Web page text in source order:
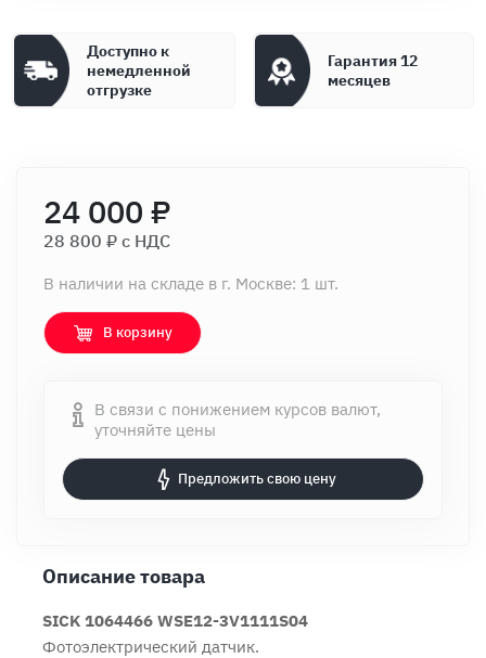
Доступно к
немедленной
отгрузке
Гарантия 12
месяцев
24 000 ₽
28 800 ₽ c НДС
В наличии на складе в г. Москве: 1 шт.
В корзину
В связи с понижением курсов валют,
уточняйте цены
Предложить свою цену
Описание товара
SICK 1064466 WSE12-3V1111S04
Фотоэлектрический датчик.